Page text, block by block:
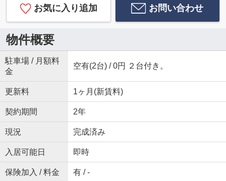
お気に入り追加 お問い合わせ
物件概要
駐車場 / 月額料
金
空有(2台) / 0円 ２台付き。
更新料 1ヶ月(新賃料)
契約期間 2年
現況 完成済み
入居可能日 即時
保険加入 / 料金 有 / -